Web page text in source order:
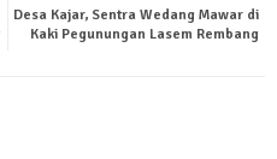
tsa
Desa Kajar, Sentra Wedang Mawar di
Kaki Pegunungan Lasem Rembang